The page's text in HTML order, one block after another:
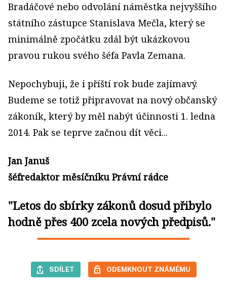
Bradáčové nebo odvolání náměstka nejvyššího
státního zástupce Stanislava Mečla, který se
minimálně zpočátku zdál být ukázkovou
pravou rukou svého šéfa Pavla Zemana.
Nepochybuji, že i příští rok bude zajímavý.
Budeme se totiž připravovat na nový občanský
zákoník, který by měl nabýt účinnosti 1. ledna
2014. Pak se teprve začnou dít věci...
Jan Januš
šéfredaktor měsíčníku Právní rádce
"Letos do sbírky zákonů dosud přibylo
hodně přes 400 zcela nových předpisů."
SDÍLET ODEMKNOUT ZNÁMÉMU